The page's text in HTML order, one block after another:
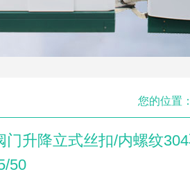
您的位置：
门升降立式丝扣/内螺纹
50